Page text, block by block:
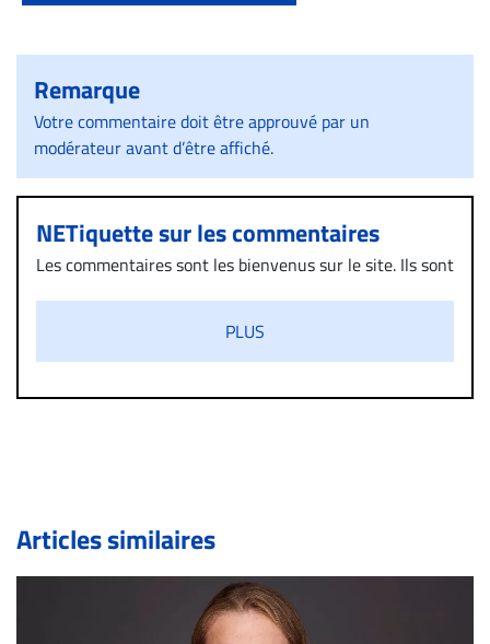
Remarque
Votre commentaire doit être approuvé par un
modérateur avant d’être affiché.
NETiquette sur les commentaires
Les commentaires sont les bienvenus sur le site. Ils sont
diffamatoire. Si malgré cette politique de modération,
un commentaire publié sur le site vous dérange, prenez
immédiatement contact par courriel (info@droit-
de validation, un droit de réponse.
Bien à vous,
La Rédaction de Droit-inc.com
PLUS
Articles similaires